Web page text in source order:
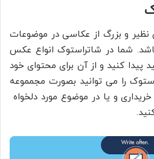
و بزرگ از عکاسی در موضوعات
شما در شاتراستوک انواع عکس
پیدا کنید و از آن برای محتوای خود
را می توانید بصورت مجمموعه
و یا در موضوع مورد دلخواه